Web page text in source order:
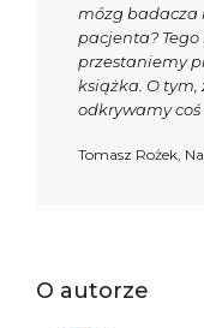
mózg badacza
pacjenta?
przestaniemy
książka. O tym,
odkrywamy coś
Tomasz Rożek,
O autorze